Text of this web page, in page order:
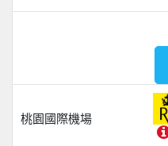
桃園國際機場